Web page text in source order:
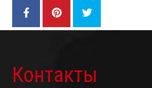
Контакты